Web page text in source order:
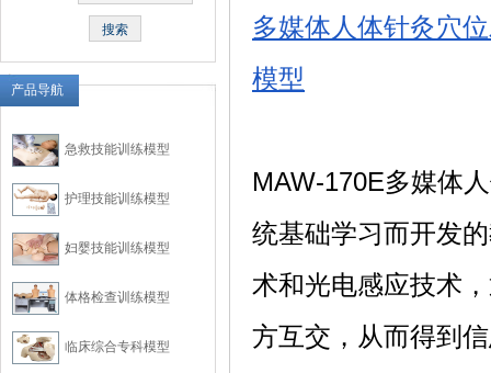
产品导航
急救技能训练模型
护理技能训练模型
妇婴技能训练模型
体格检查训练模型
临床综合专科模型
多媒体人体针灸穴
模型
MAW-170E多媒体
统基础学习而开发
术和光电感应技术
方互交，从而得到